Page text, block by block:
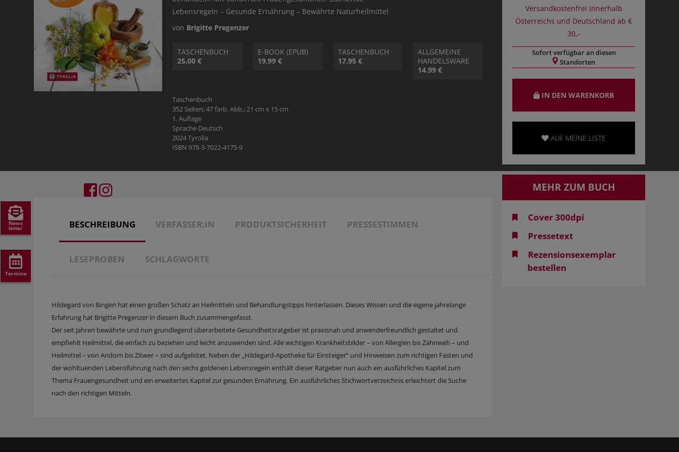
HILDEGARD VON BINGEN THEOLOGIE - FACHBUCH
SCHULBUCH KATH. RELIGION
SAGEN & MÄRCHEN SONDERANGEBOTE
VORARLBERG
THEMENFOLDER MANUSKRIPTEINREICHUNGEN
VERLAGSGRUPPE ENGAGEMENT
PREISE & AUSZEICHNUNGEN PARTNER
JOBS
VIDEOMATERIAL VERANSTALTUNGSANGEBOT
News
letter
Termine
Lebensregeln – Gesunde Ernährung – Bewährte Naturheilmittel
von Brigitte Pregenzer
TASCHENBUCH
25.00 €
E-BOOK (EPUB)
19.99 €
TASCHENBUCH
17.95 €
ALLGEMEINE
HANDELSWARE
14.99 €
Taschenbuch
352 Seiten; 47 farb. Abb.; 21 cm x 15 cm
1. Auflage
Sprache Deutsch
2024 Tyrolia
ISBN 978-3-7022-4175-9
BESCHREIBUNG VERFASSER:IN PRODUKTSICHERHEIT PRESSESTIMMEN
LESEPROBEN SCHLAGWORTE
Hildegard von Bingen hat einen großen Schatz an Heilmitteln und Behandlungstipps hinterlassen. Dieses Wissen und die eigene jahrelange
Erfahrung hat Brigitte Pregenzer in diesem Buch zusammengefasst.
Der seit Jahren bewährte und nun grundlegend überarbeitete Gesundheitsratgeber ist praxisnah und anwenderfreundlich gestaltet und
empfiehlt Heilmittel, die einfach zu beziehen und leicht anzuwenden sind. Alle wichtigen Krankheitsbilder – von Allergien bis Zahnweh – und
Heilmittel – von Andorn bis Zitwer – sind aufgelistet. Neben der „Hildegard-Apotheke für Einsteiger“ und Hinweisen zum richtigen Fasten und
der wohltuenden Lebensführung nach den sechs goldenen Lebensregeln enthält dieser Ratgeber nun auch ein ausführliches Kapitel zum
Thema Frauengesundheit und ein erweitertes Kapitel zur gesunden Ernährung. Ein ausführliches Stichwortverzeichnis erleichtert die Suche
nach den richtigen Mitteln.
Versandkostenfrei innerhalb
Österreichs und Deutschland ab €
30,-
Sofort verfügbar an diesen
Standorten
IN DEN WARENKORB
AUF MEINE LISTE
MEHR ZUM BUCH
Cover 300dpi
Pressetext
Rezensionsexemplar
bestellen